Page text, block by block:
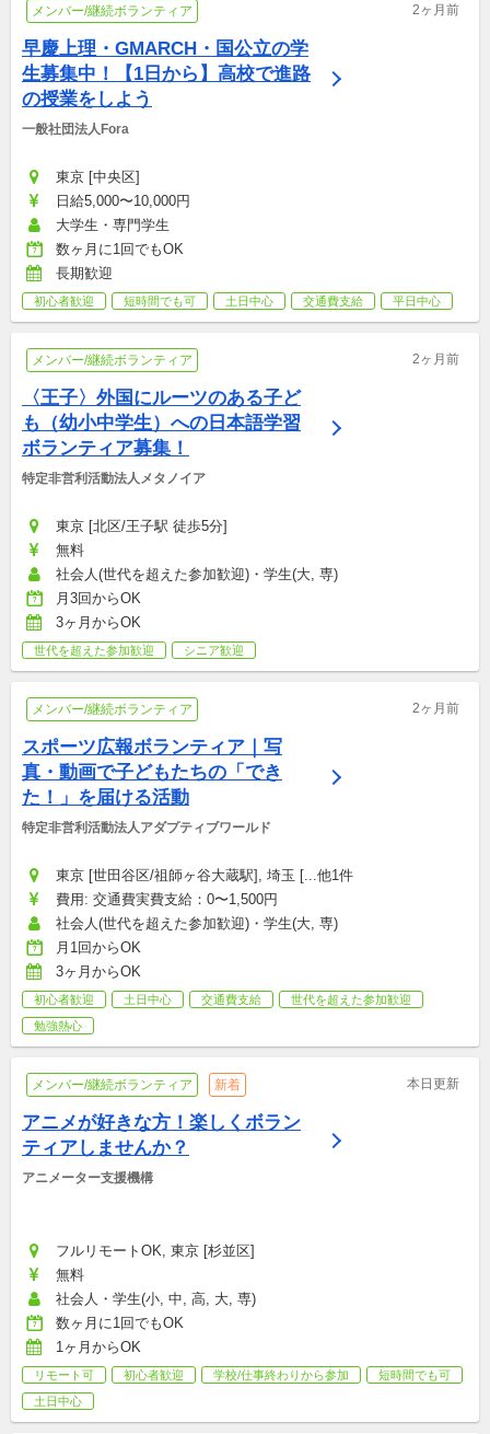
メンバー/継続ボランティア 2ヶ月前
早慶上理・GMARCH・国公立の学
生募集中！【1日から】高校で進路
の授業をしよう
一般社団法人Fora
東京 [中央区]
日給5,000〜10,000円
大学生・専門学生
数ヶ月に1回でもOK
長期歓迎
初心者歓迎 短時間でも可 土日中心 交通費支給 平日中心
メンバー/継続ボランティア 2ヶ月前
〈王子〉外国にルーツのある子ど
も（幼小中学生）への日本語学習
ボランティア募集！
特定非営利活動法人メタノイア
東京 [北区/王子駅 徒歩5分]
無料
社会人(世代を超えた参加歓迎)・学生(大, 専)
月3回からOK
3ヶ月からOK
世代を超えた参加歓迎 シニア歓迎
メンバー/継続ボランティア 2ヶ月前
スポーツ広報ボランティア｜写
真・動画で子どもたちの「でき
た！」を届ける活動
特定非営利活動法人アダプティブワールド
東京 [世田谷区/祖師ヶ谷大蔵駅], 埼玉 [...他1件
費用: 交通費実費支給：0〜1,500円
社会人(世代を超えた参加歓迎)・学生(大, 専)
月1回からOK
3ヶ月からOK
初心者歓迎 土日中心 交通費支給
世代を超えた参加歓迎
勉強熱心
メンバー/継続ボランティア 新着 本日更新
アニメが好きな方！楽しくボラン
ティアしませんか？
アニメーター支援機構
フルリモートOK, 東京 [杉並区]
無料
社会人・学生(小, 中, 高, 大, 専)
数ヶ月に1回でもOK
1ヶ月からOK
リモート可 初心者歓迎 学校/仕事終わりから参加
短時間でも可
土日中心